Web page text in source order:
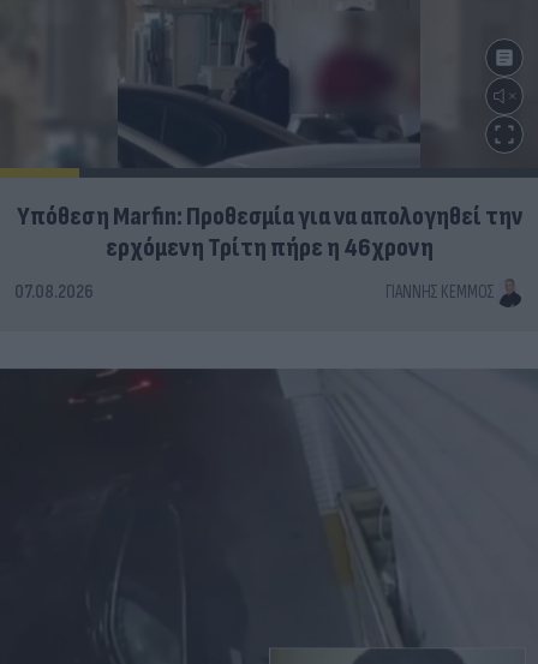
Υπόθεση Marfin: Προθεσμία για να απολογηθεί την
ερχόμενη Τρίτη πήρε η 46χρονη
07.08.2026 ΓΙΆΝΝΗΣ ΚΈΜΜΟΣ